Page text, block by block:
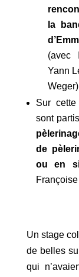
la
(avec
Yann
Weger)
Sur
sont
de
ou en
Un stage
de belles
qui